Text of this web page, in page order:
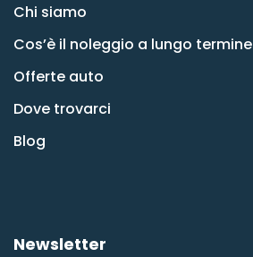
Chi siamo
Cos’è il noleggio a lungo termine
Offerte auto
Dove trovarci
Blog
Newsletter